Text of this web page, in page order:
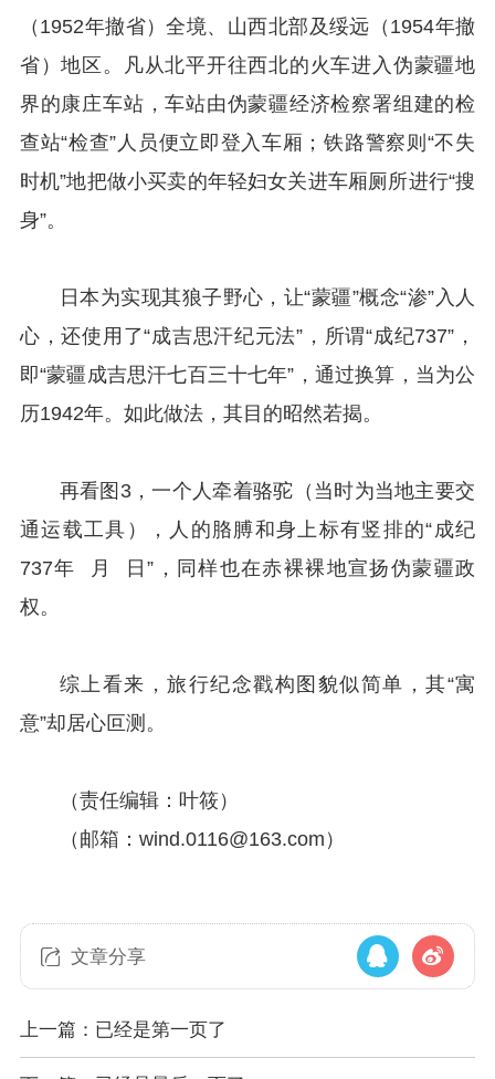
（1952年撤省）全境、山西北部及绥远（1954年撤
省）地区。凡从北平开往西北的火车进入伪蒙疆地
界的康庄车站，车站由伪蒙疆经济检察署组建的检
查站“检查”人员便立即登入车厢；铁路警察则“不失
时机”地把做小买卖的年轻妇女关进车厢厕所进行“搜
身”。
日本为实现其狼子野心，让“蒙疆”概念“渗”入人
心，还使用了“成吉思汗纪元法”，所谓“成纪737”，
即“蒙疆成吉思汗七百三十七年”，通过换算，当为公
历1942年。如此做法，其目的昭然若揭。
再看图3，一个人牵着骆驼（当时为当地主要交
通运载工具），人的胳膊和身上标有竖排的“成纪
737年 月 日”，同样也在赤裸裸地宣扬伪蒙疆政
权。
综上看来，旅行纪念戳构图貌似简单，其“寓
意”却居心叵测。
（责任编辑：叶筱）
（邮箱：wind.0116@163.com）
文章分享
上一篇：已经是第一页了